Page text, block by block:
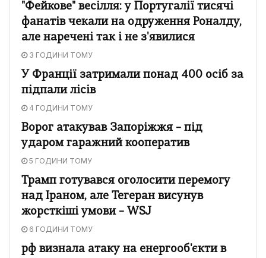
"Фейкове" весілля: у Португалії тисячі
фанатів чекали на одруження Роналду,
але наречені так і не з'явилися
3 ГОДИНИ ТОМУ
У Франції затримали понад 400 осіб за
підпали лісів
4 ГОДИНИ ТОМУ
Ворог атакував Запоріжжя – під
ударом гаражний кооператив
5 ГОДИНИ ТОМУ
Трамп готувався оголосити перемогу
над Іраном, але Тегеран висунув
жорсткіші умови – WSJ
6 ГОДИНИ ТОМУ
рф визнала атаку на енергооб'єкти в